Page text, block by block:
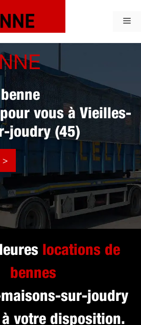
vous à Vieilles-
joudry (45)
locations de
bennes
sur-joudry
votre disposition.